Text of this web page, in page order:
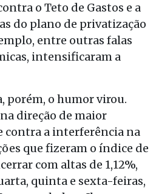
o Teto de Gastos e a
do plano de privatização
entre outras falas
intensificaram a
porém, o humor virou.
direção de maior
contra a interferência na
que fizeram o índice de
com altas de 1,12%,
quinta e sexta-feiras,